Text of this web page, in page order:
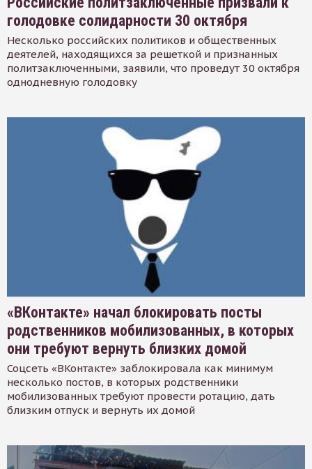
голодовке солидарности 30 октября
Несколько российских политиков и общественных
деятелей, находящихся за решеткой и признанных
политзаключенными, заявили, что проведут 30 октября
однодневную голодовку
«ВКонтакте» начал блокировать посты
родственников мобилизованных, в которых
они требуют вернуть близких домой
Соцсеть «ВКонтакте» заблокировала как минимум
несколько постов, в которых родственники
мобилизованных требуют провести ротацию, дать
близким отпуск и вернуть их домой